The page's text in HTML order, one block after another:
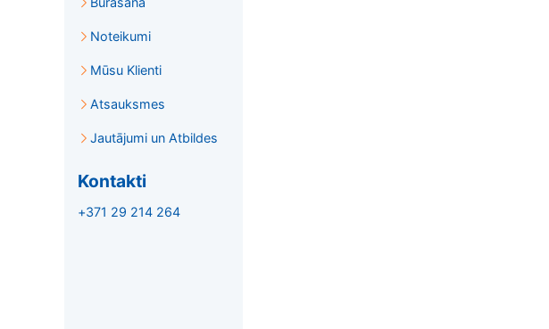
Noteikumi
Mūsu Klienti
Atsauksmes
Jautājumi un Atbildes
Kontakti
+371 29 214 264